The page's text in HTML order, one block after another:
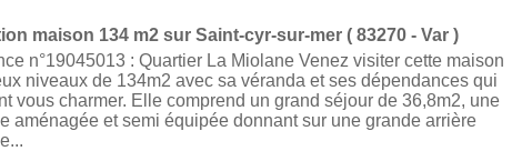
maison 134 m2 sur Saint-cyr-sur-mer( 83270 - Var )
n°19045013 : Quartier La Miolane Venez visiter cette maison
niveaux de 134m2 avec sa véranda et ses dépendances qui
vous charmer. Elle comprend un grand séjour de 36,8m2, une
aménagée et semi équipée donnant sur une grande arrière